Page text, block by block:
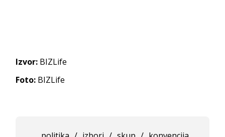
Izvor: BIZLife
Foto: BIZLife